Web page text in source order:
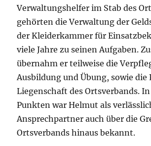
Verwaltungshelfer im Stab des
gehörten die Verwaltung der
der Kleiderkammer für
viele Jahre zu seinen Aufgaben.
übernahm er teilweise die
Ausbildung und Übung, sowie die
Liegenschaft des Ortsverbands.
Punkten war Helmut als
Ansprechpartner auch über die
Ortsverbands hinaus bekannt.